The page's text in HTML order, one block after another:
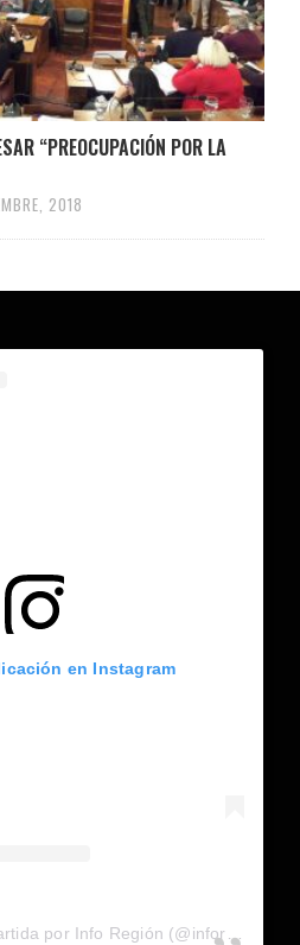
“PREOCUPACIÓN POR LA
2018
en Instagram
Una publicación compartida por Info Región (@inforegion_redes)